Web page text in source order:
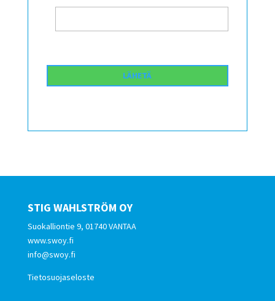
STIG WAHLSTRÖM OY
Suokalliontie 9, 01740 VANTAA
www.swoy.fi
info@swoy.fi
Tietosuojaseloste